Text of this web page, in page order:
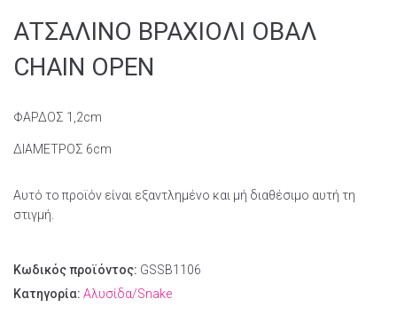
ΑΤΣΑΛΙΝΟ ΒΡΑΧΙΟΛΙ ΟΒΑΛ
CHAIN OPEN
ΦΑΡΔΟΣ 1,2cm
ΔΙΑΜΕΤΡΟΣ 6cm
Αυτό το προϊόν είναι εξαντλημένο και μή διαθέσιμο αυτή τη
στιγμή.
Κωδικός προϊόντος: GSSB1106
Κατηγορία: Αλυσίδα/Snake